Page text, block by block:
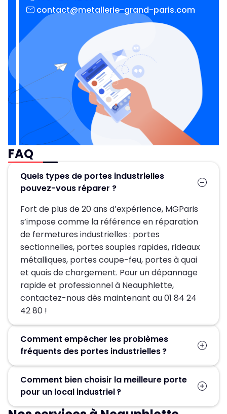
contact@metallerie-grand-paris.com
FAQ
Quels types de portes industrielles
pouvez-vous réparer ?
Fort de plus de 20 ans d’expérience, MGParis
s’impose comme la référence en réparation
de fermetures industrielles : portes
sectionnelles, portes souples rapides, rideaux
métalliques, portes coupe-feu, portes à quai
et quais de chargement. Pour un dépannage
rapide et professionnel à Neauphlette,
contactez-nous dès maintenant au 01 84 24
42 80 !
Comment empêcher les problèmes
fréquents des portes industrielles ?
et prévenir tout risque de blocage ou de
panne, notre entreprise vous propose un
contrat d’entretien annuel. Nos visites de
Comment bien choisir la meilleure porte
pour un local industriel ?